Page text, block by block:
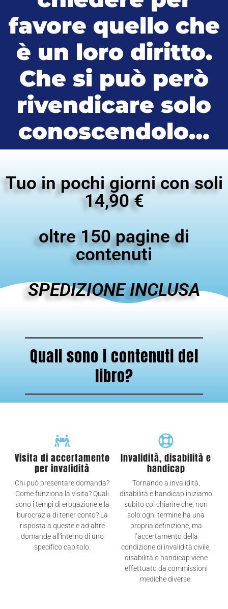
favore quello che
è un loro diritto.
Che si può però
rivendicare solo
conoscendolo…
Tuo in pochi giorni con soli
14,90 €
oltre 150 pagine di
contenuti
SPEDIZIONE INCLUSA
Quali sono i contenuti del
libro?
Visita di accertamento
per invalidità
Chi può presentare domanda?
Come funziona la visita? Quali
sono i tempi di erogazione e la
burocrazia di tener conto? La
risposta a queste e ad altre
domande all'interno di uno
specifico capitolo.
Invalidità, disabilità e
handicap
Tornando a invalidità,
disabilità e handicap iniziamo
subito col chiarire che, non
solo ogni termine ha una
propria definizione, ma
l’accertamento della
condizione di invalidità civile,
disabilità o handicap viene
effettuato da commissioni
mediche diverse.